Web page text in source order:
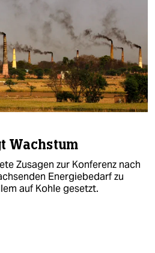
Wachstum
Zusagen zur Konferenz nach
Energiebedarf zu
auf Kohle gesetzt.